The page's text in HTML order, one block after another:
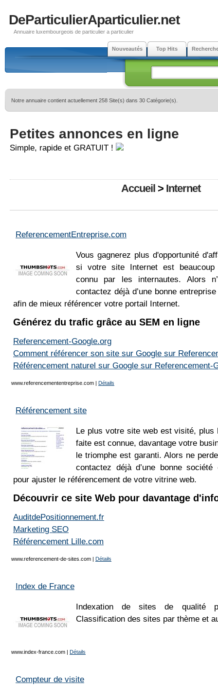
DeParticulierAparticulier.net
Annuaire luxembourgeois de particulier a particulier
Nouveautés Top Hits
Notre annuaire contient actuellement 258 Site(s) dans 30 Catégorie(s).
Petites annonces en ligne
Simple, rapide et GRATUIT !
Accueil> Internet
ReferencementEntreprise.com
Vous gagnerez plus d'opportunité
si votre site Internet est
connu par les internautes. Alors
contactez déjà d’une bonne
afin de mieux référencer votre portail Internet.
Générez du trafic grâce au SEM en ligne
Referencement-Google.org
Comment référencer son site sur Google sur
Référencement naturel sur Google sur Referencement-
www.referencemententreprise.com | Détails
Référencement site
Le plus votre site web est visité, plus
faite est connue, davantage votre
le triomphe est garanti. Alors ne
contactez déjà d’une bonne société
pour ajuster le référencement de votre vitrine web.
Découvrir ce site Web pour davantage
AuditdePositionnement.fr
Marketing SEO
Référencement Lille.com
www.referencement-de-sites.com | Détails
Index de France
Indexation de sites de qualité
Classification des sites par thème et
www.index-france.com | Détails
Compteur de visite